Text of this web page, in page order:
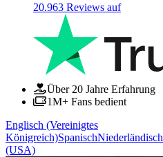
20.963 Reviews auf
Über 20 Jahre Erfahrung
1M+ Fans bedient
Englisch (Vereinigtes
Königreich)SpanischNiederländisch
(USA)